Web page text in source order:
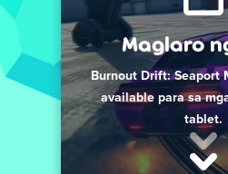
Maglaro
Burnout Drift: Seaport
available para sa
tablet.